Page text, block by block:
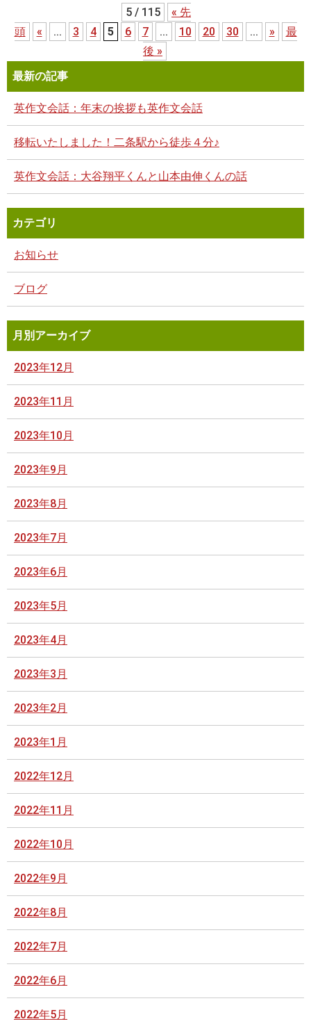
5 / 115
« 先
頭
« ... 3 4 5 6 7 ... 10 20 30 ... »
最
後 »
最新の記事
英作文会話：年末の挨拶も英作文会話
移転いたしました！二条駅から徒歩４分♪
英作文会話：大谷翔平くんと山本由伸くんの話
カテゴリ
お知らせ
ブログ
月別アーカイブ
2023年12月
2023年11月
2023年10月
2023年9月
2023年8月
2023年7月
2023年6月
2023年5月
2023年4月
2023年3月
2023年2月
2023年1月
2022年12月
2022年11月
2022年10月
2022年9月
2022年8月
2022年7月
2022年6月
2022年5月